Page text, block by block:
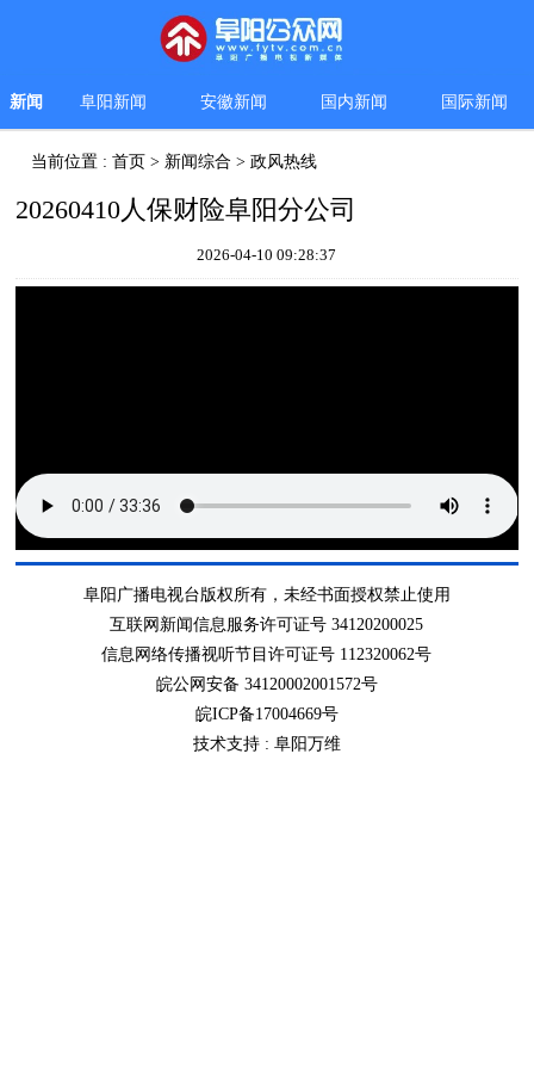
新闻 阜阳新闻 安徽新闻 国内新闻 国际新闻
当前位置 :首页 > 新闻综合 >政风热线
20260410人保财险阜阳分公司
2026-04-10 09:28:37
阜阳广播电视台版权所有，未经书面授权禁止使用
互联网新闻信息服务许可证号 34120200025
信息网络传播视听节目许可证号 112320062号
皖公网安备 34120002001572号
皖ICP备17004669号
技术支持 : 阜阳万维